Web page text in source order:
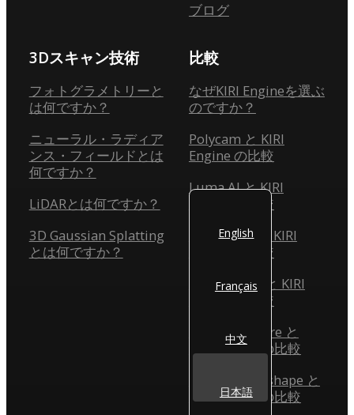
ブログ
3Dスキャン技術
フォトグラメトリーと
は何ですか？
ニューラル・ラディア
ンス・フィールドとは
何ですか？
LiDARとは何ですか？
3D Gaussian Splatting
とは何ですか？
比較
なぜKIRI Engineを選ぶ
のですか？
Polycam と KIRI
Engine の比較
Luma AI と KIRI
Engine の比較
Scaniverse と KIRI
Engine の比較
Reality Scan と KIRI
Engine の比較
Reality Capture と
KIRI Engine の比較
Agisoft Metashape と
KIRI Engine の比較
English
Français
中文
日本語